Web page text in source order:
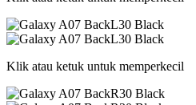
Klik atau ketuk untuk memperkecil